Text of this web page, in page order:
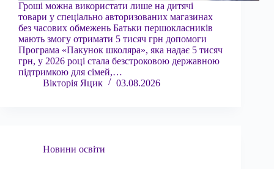
Гроші можна використати лише на дитячі
товари у спеціально авторизованих магазинах
без часових обмежень Батьки першокласників
мають змогу отримати 5 тисяч грн допомоги
Програма «Пакунок школяра», яка надає 5 тисяч
грн, у 2026 році стала безстроковою державною
підтримкою для сімей,…
Вікторія Яцик
03.08.2026
Новини освіти